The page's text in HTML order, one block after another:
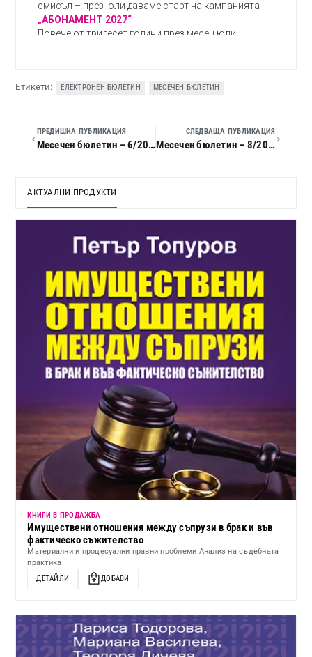
Етикети: ЕЛЕКТРОНЕН БЮЛЕТИН МЕСЕЧЕН БЮЛЕТИН
ПРЕДИШНА ПУБЛИКАЦИЯ
Месечен бюлетин – 6/2026
СЛЕДВАЩА ПУБЛИКАЦИЯ
Месечен бюлетин – 8/2026
АКТУАЛНИ ПРОДУКТИ
КНИГИ В ПРОДАЖБА
Имуществени отношения между съпрузи в брак и във
фактическо съжителство
Материални и процесуални правни проблеми Анализ на съдебната
практика
ДЕТАЙЛИ
ДОБАВИ